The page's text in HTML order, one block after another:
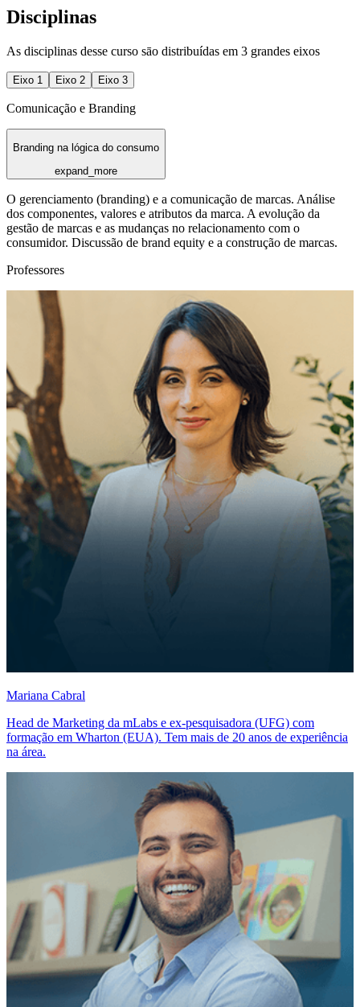
Disciplinas
As disciplinas desse curso sāo distribuídas em 3 grandes eixos
Eixo 1 Eixo 2 Eixo 3
Comunicação e Branding
Branding na lógica do consumo
expand_more
O gerenciamento (branding) e a comunicação de marcas. Análise
dos componentes, valores e atributos da marca. A evolução da
gestão de marcas e as mudanças no relacionamento com o
consumidor. Discussão de brand equity e a construção de marcas.
Professores
Mariana Cabral
Head de Marketing da mLabs e ex-pesquisadora (UFG) com
formação em Wharton (EUA). Tem mais de 20 anos de experiência
na área.